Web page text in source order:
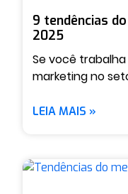
9 tendências
2025
Se você
marketing no
LEIA MAIS »